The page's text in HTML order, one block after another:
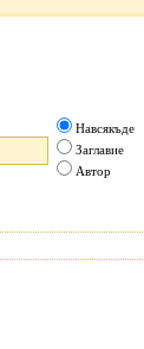
Навсякъде
Заглавие
Автор